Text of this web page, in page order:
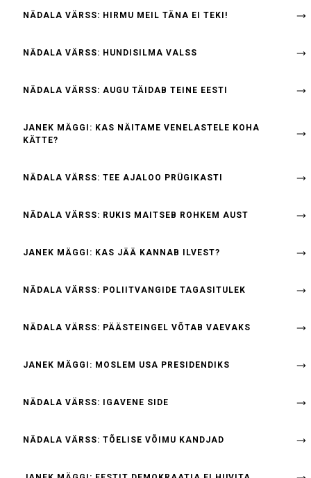
NÄDALA VÄRSS: HIRMU MEIL TÄNA EI TEKI!
NÄDALA VÄRSS: HUNDISILMA VALSS
NÄDALA VÄRSS: AUGU TÄIDAB TEINE EESTI
JANEK MÄGGI: KAS NÄITAME VENELASTELE KOHA
KÄTTE?
NÄDALA VÄRSS: TEE AJALOO PRÜGIKASTI
NÄDALA VÄRSS: RUKIS MAITSEB ROHKEM AUST
JANEK MÄGGI: KAS JÄÄ KANNAB ILVEST?
NÄDALA VÄRSS: POLIITVANGIDE TAGASITULEK
NÄDALA VÄRSS: PÄÄSTEINGEL VÕTAB VAEVAKS
JANEK MÄGGI: MOSLEM USA PRESIDENDIKS
NÄDALA VÄRSS: IGAVENE SIDE
NÄDALA VÄRSS: TÕELISE VÕIMU KANDJAD